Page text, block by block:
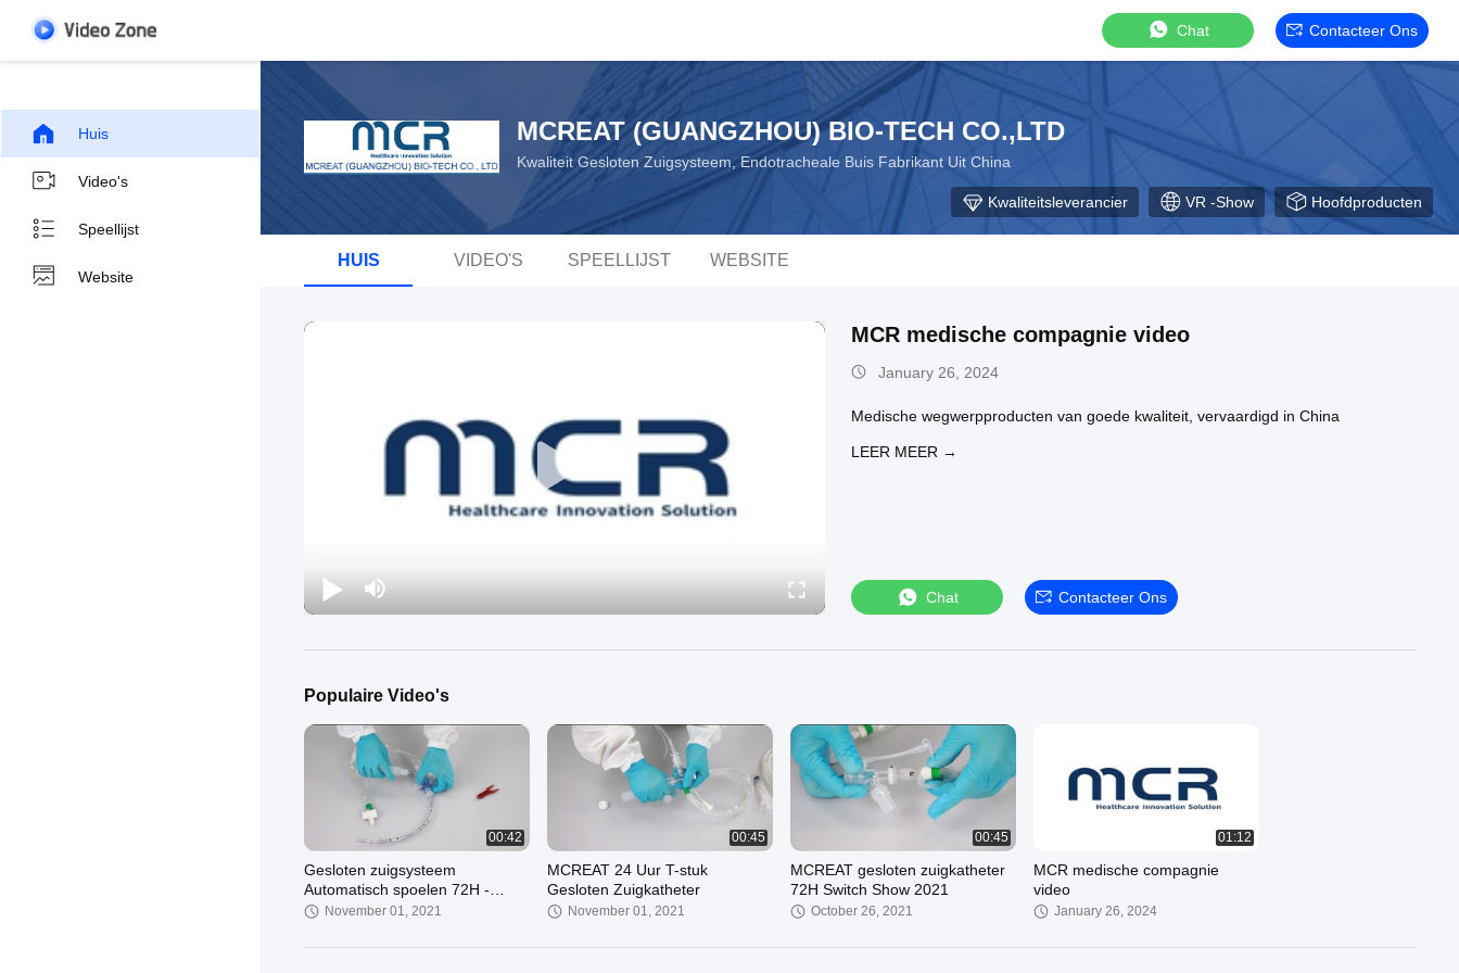
Chat Contacteer Ons
Huis
Video's
Speellijst
Website
MCREAT (GUANGZHOU) BIO-TECH CO.,LTD
Kwaliteit Gesloten Zuigsysteem, Endotracheale Buis Fabrikant Uit China
Kwaliteitsleverancier VR -show Hoofdproducten
HUIS VIDEO'S SPEELLIJST WEBSITE
MCR medische compagnie video
January 26, 2024
Medische wegwerpproducten van goede kwaliteit, vervaardigd in China
LEER MEER →
Chat Contacteer Ons
Populaire Video's
00:42
Gesloten zuigsysteem
Automatisch spoelen 72H -
Dubbel draaiende elleboog
November 01, 2021
00:45
MCREAT 24 Uur T-stuk
Gesloten Zuigkatheter
November 01, 2021
00:45
MCREAT gesloten zuigkatheter
72H Switch Show 2021
October 26, 2021
01:12
MCR medische compagnie
video
January 26, 2024